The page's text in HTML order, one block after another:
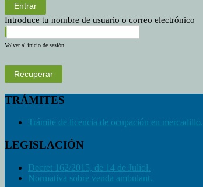
Entrar
Introduce tu nombre de usuario o correo electrónico
Volver al inicio de sesión
Recuperar
TRÁMITES
Trámite de licencia de ocupación en mercadillo.
LEGISLACIÓN
Decret 162/2015, de 14 de Juliol.
Normativa sobre venda ambulant.